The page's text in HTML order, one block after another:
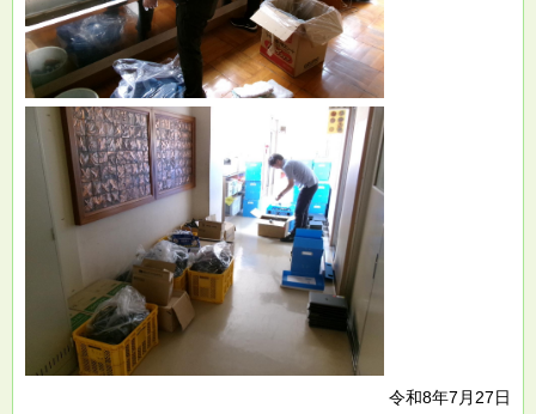
令和8年7月27日